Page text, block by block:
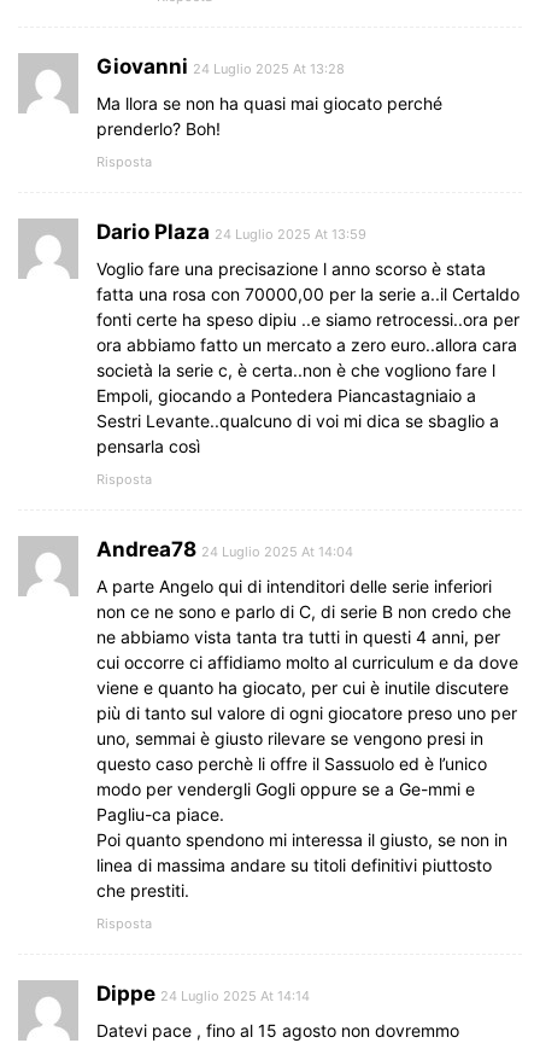
Giovanni 24 Luglio 2025 At 13:28
Ma llora se non ha quasi mai giocato perché
prenderlo? Boh!
Risposta
Dario Plaza 24 Luglio 2025 At 13:59
Voglio fare una precisazione l anno scorso è stata
fatta una rosa con 70000,00 per la serie a..il Certaldo
fonti certe ha speso dipiu ..e siamo retrocessi..ora per
ora abbiamo fatto un mercato a zero euro..allora cara
società la serie c, è certa..non è che vogliono fare l
Empoli, giocando a Pontedera Piancastagniaio a
Sestri Levante..qualcuno di voi mi dica se sbaglio a
pensarla così
Risposta
Andrea78 24 Luglio 2025 At 14:04
A parte Angelo qui di intenditori delle serie inferiori
non ce ne sono e parlo di C, di serie B non credo che
ne abbiamo vista tanta tra tutti in questi 4 anni, per
cui occorre ci affidiamo molto al curriculum e da dove
viene e quanto ha giocato, per cui è inutile discutere
più di tanto sul valore di ogni giocatore preso uno per
uno, semmai è giusto rilevare se vengono presi in
questo caso perchè li offre il Sassuolo ed è l’unico
modo per vendergli Gogli oppure se a Ge-mmi e
Pagliu-ca piace.
Poi quanto spendono mi interessa il giusto, se non in
linea di massima andare su titoli definitivi piuttosto
che prestiti.
Risposta
Dippe 24 Luglio 2025 At 14:14
Datevi pace , fino al 15 agosto non dovremmo